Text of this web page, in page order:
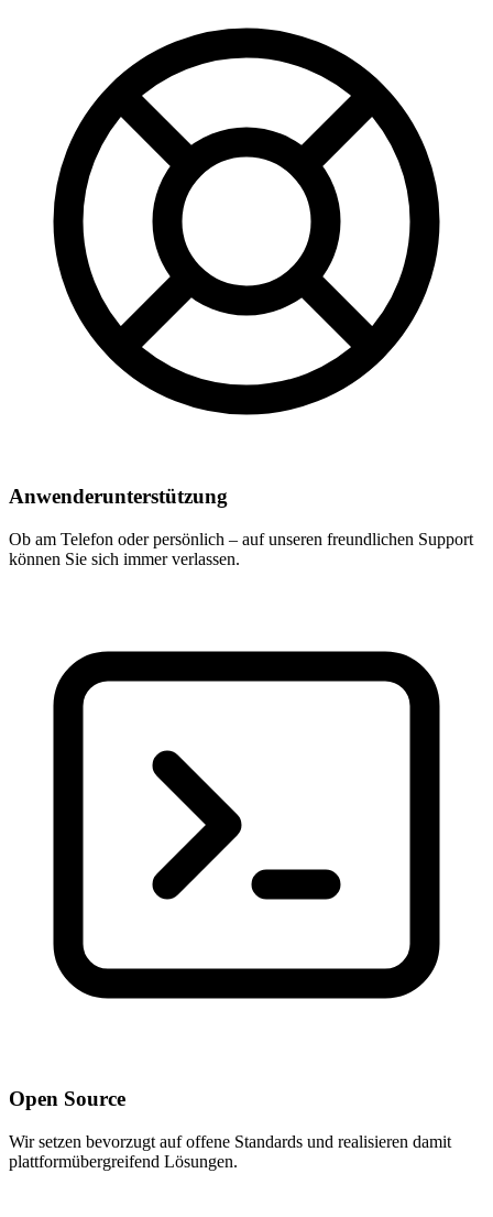
Anwenderunterstützung
Ob am Telefon oder persönlich – auf unseren freundlichen Support
können Sie sich immer verlassen.
Open Source
Wir setzen bevorzugt auf offene Standards und realisieren damit
plattformübergreifend Lösungen.